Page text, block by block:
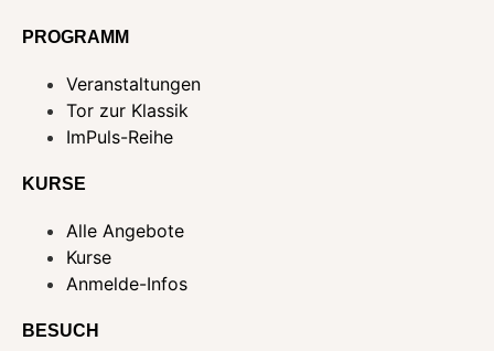
PROGRAMM
Veranstaltungen
Tor zur Klassik
ImPuls-Reihe
KURSE
Alle Angebote
Kurse
Anmelde-Infos
BESUCH